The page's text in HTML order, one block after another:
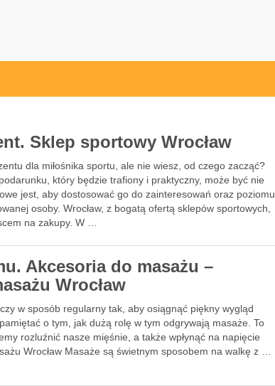
Sklep sportowy Wrocław
dla miłośnika sportu, ale nie wiesz, od czego zacząć?
który będzie trafiony i praktyczny, może być nie
jest, aby dostosować go do zainteresowań oraz poziomu
osoby. Wrocław, z bogatą ofertą sklepów sportowych,
na zakupy. W …
Akcesoria do masażu –
Wrocław
w sposób regularny tak, aby osiągnąć piękny wygląd
o tym, jak dużą rolę w tym odgrywają masaże. To
rozluźnić nasze mięśnie, a także wpłynąć na napięcie
Wrocław Masaże są świetnym sposobem na walkę z …